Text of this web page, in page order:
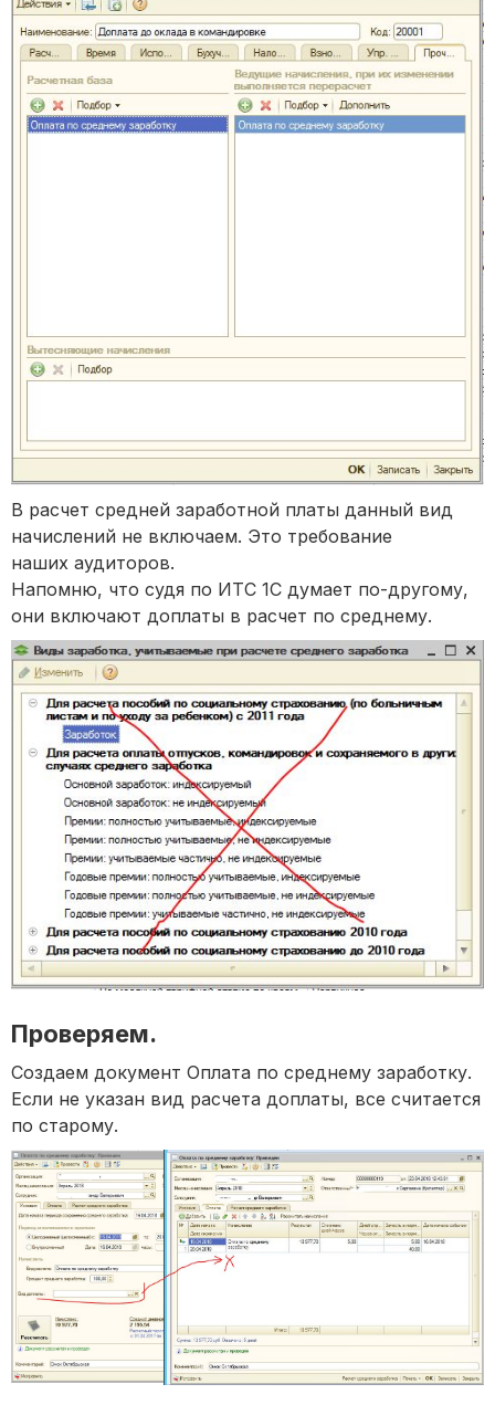
В расчет средней заработной платы данный вид
начислений не включаем. Это требование
наших аудиторов.
Напомню, что судя по ИТС 1С думает по-другому,
они включают доплаты в расчет по среднему.
Проверяем.
Создаем документ Оплата по среднему заработку.
Если не указан вид расчета доплаты, все считается
по старому.